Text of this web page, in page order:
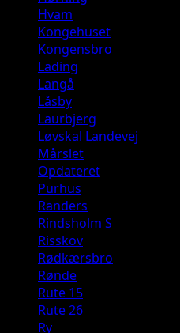
Hvam
Kongehuset
Kongensbro
Lading
Langå
Låsby
Laurbjerg
Løvskal Landevej
Mårslet
Opdateret
Purhus
Randers
Rindsholm S
Risskov
Rødkærsbro
Rønde
Rute 15
Rute 26
Ry